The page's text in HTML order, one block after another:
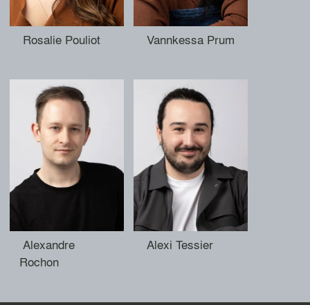
Rosalie Pouliot Vannkessa Prum
Alexandre
Rochon
Alexi Tessier